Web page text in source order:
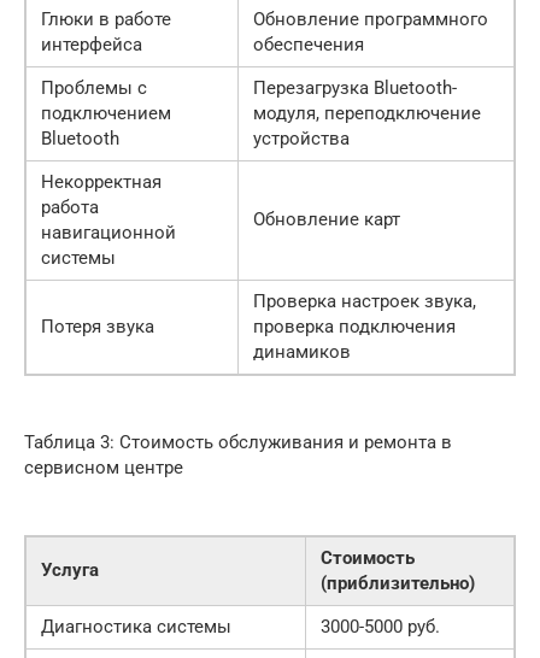
Глюки в работе
интерфейса
Обновление программного
обеспечения
Проблемы с
подключением
Bluetooth
Перезагрузка Bluetooth-
модуля, переподключение
устройства
Некорректная
работа
навигационной
системы
Обновление карт
Потеря звука
Проверка настроек звука,
проверка подключения
динамиков
Таблица 3: Стоимость обслуживания и ремонта в
сервисном центре
Услуга
Стоимость
(приблизительно)
Диагностика системы
3000-5000 руб.